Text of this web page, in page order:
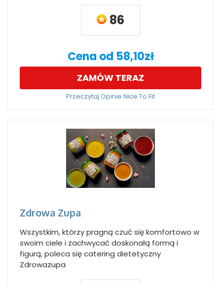
86
Cena od 58,10zł
ZAMÓW TERAZ
Przeczytaj Opinie Nice To Fit
Zdrowa Zupa
Wszystkim, którzy pragną czuć się komfortowo w
swoim ciele i zachwycać doskonałą formą i
figurą, poleca się catering dietetyczny
Zdrowazupa